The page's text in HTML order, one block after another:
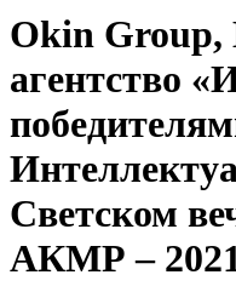
Okin
агентство
Светском
АКМР –